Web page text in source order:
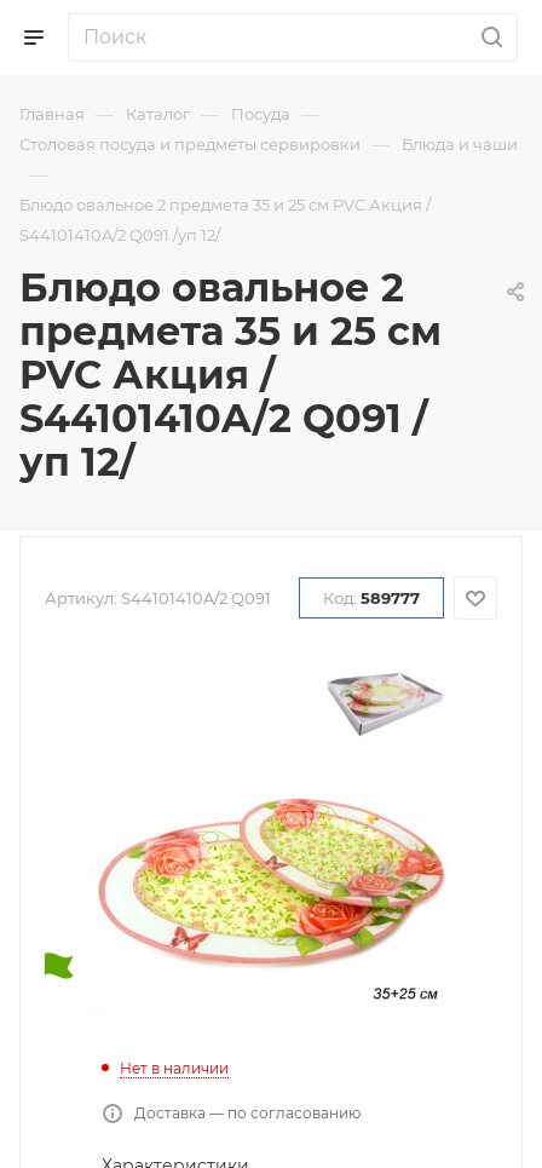
Главная — Каталог — Посуда —
Столовая посуда и предметы сервировки — Блюда и чаши
—
Блюдо овальное 2 предмета 35 и 25 см PVC Акция /
S44101410A/2 Q091 /уп 12/
Блюдо овальное 2
предмета 35 и 25 см
PVC Акция /
S44101410A/2 Q091 /
уп 12/
Артикул: S44101410A/2 Q091 Код: 589777
Нет в наличии
Доставка — по согласованию